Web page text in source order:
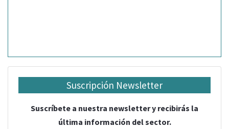
Suscripción Newsletter
Suscríbete a nuestra newsletter y recibirás la
última información del sector.